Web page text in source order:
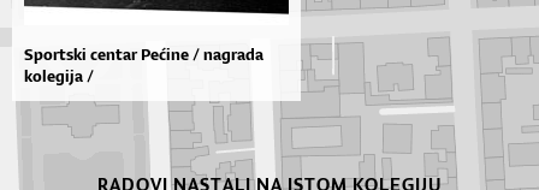
Sportski centar Pećine / nagrada
kolegija /
RADOVI NASTALI NA ISTOM KOLEGIJU